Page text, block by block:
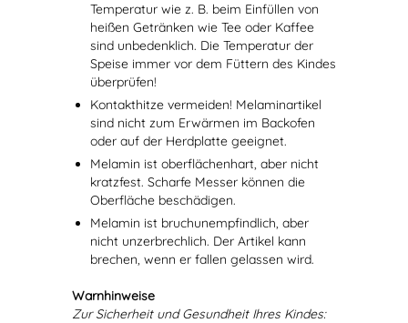
Temperatur wie z. B. beim Einfüllen von
heißen Getränken wie Tee oder Kaffee
sind unbedenklich. Die Temperatur der
Speise immer vor dem Füttern des Kindes
überprüfen!
Kontakthitze vermeiden! Melaminartikel
sind nicht zum Erwärmen im Backofen
oder auf der Herdplatte geeignet.
Melamin ist oberflächenhart, aber nicht
kratzfest. Scharfe Messer können die
Oberfläche beschädigen.
Melamin ist bruchunempfindlich, aber
nicht unzerbrechlich. Der Artikel kann
brechen, wenn er fallen gelassen wird.
Warnhinweise
Zur Sicherheit und Gesundheit Ihres Kindes: